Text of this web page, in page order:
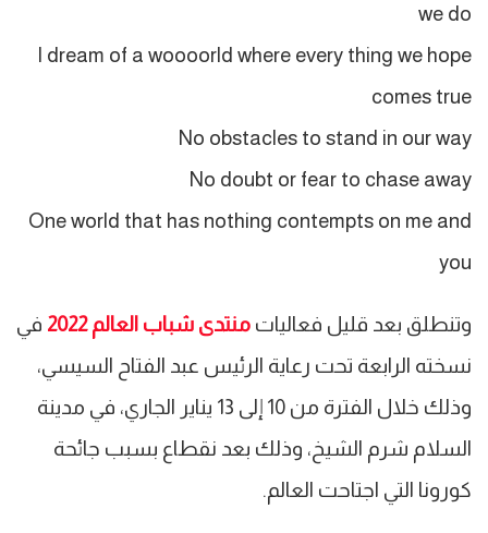
we do
I dream of a woooorld where every thing we hope
comes true
No obstacles to stand in our way
No doubt or fear to chase away
One world that has nothing contempts on me and
you
وتنطلق بعد قليل فعاليات منتدى شباب العالم 2022
في
نسخته الرابعة تحت رعاية الرئيس عبد الفتاح السيسي،
وذلك خلال الفترة من 10 إلى 13 يناير الجاري، في مدينة
السلام شرم الشيخ، وذلك بعد نقطاع بسبب جائحة
كورونا التي اجتاحت العالم.